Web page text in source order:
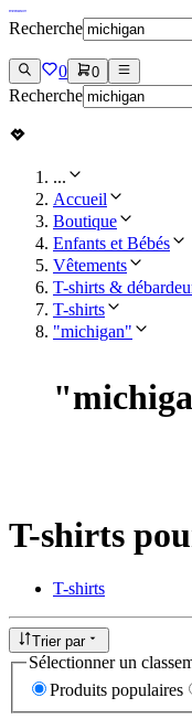
Recherche
0 0
Recherche
...
Accueil
Boutique
Enfants et Bébés
Vêtements
T-shirts &
T-shirts
"michigan"
"
T-shirts
T-shirts
Trier par
Sélectionner un
Produits populaires